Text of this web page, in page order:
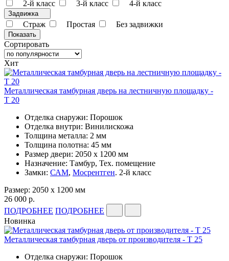
2-й класс 3-й класс 4-й класс
Задвижка
Страж Простая Без задвижки
Сортировать
Хит
Металлическая тамбурная дверь на лестничную площадку -
Т 20
Отделка снаружи: Порошок
Отделка внутри: Винилискожа
Толщина металла: 2 мм
Толщина полотна: 45 мм
Размер двери: 2050 x 1200 мм
Назначение: Тамбур, Тех. помещение
Замки: САМ, Мосрентген. 2-й класс
Размер: 2050 x 1200 мм
26 000 р.
ПОДРОБНЕЕ ПОДРОБНЕЕ
Новинка
Металлическая тамбурная дверь от производителя - Т 25
Отделка снаружи: Порошок